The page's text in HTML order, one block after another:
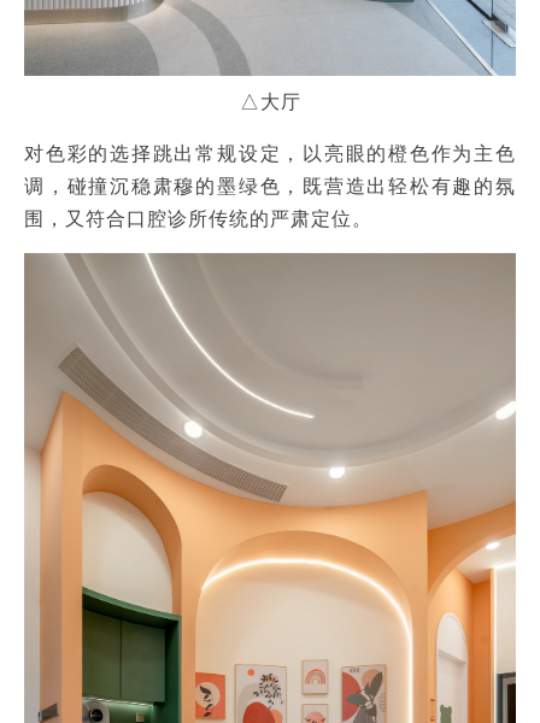
△大厅
对色彩的选择跳出常规设定，以亮眼的橙色作为主色
调，碰撞沉稳肃穆的墨绿色，既营造出轻松有趣的氛
围，又符合口腔诊所传统的严肃定位。